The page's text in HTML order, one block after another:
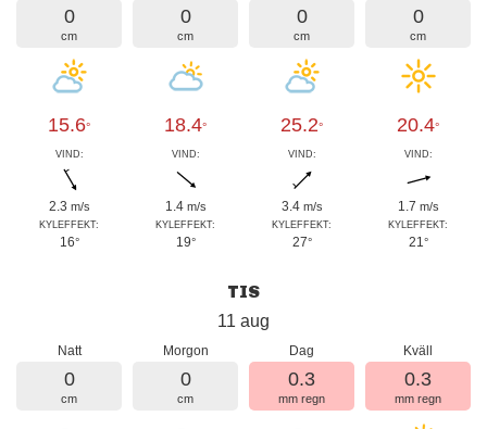
0
cm
15.6°
VIND:
2.3 m/s
KYLEFFEKT:
16°
0
cm
18.4°
VIND:
1.4 m/s
KYLEFFEKT:
19°
0
cm
25.2°
VIND:
3.4 m/s
KYLEFFEKT:
27°
0
cm
20.4°
VIND:
1.7 m/s
KYLEFFEKT:
21°
TIS
11 aug
Natt
0
cm
Morgon
0
cm
Dag
0.3
mm regn
Kväll
0.3
mm regn